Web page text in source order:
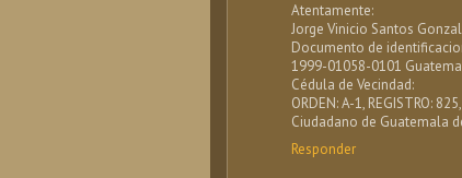
Atentamente:
Jorge Vinicio Santos
Documento de
1999-01058-0101
Cédula de Vecindad:
ORDEN: A-1, REGISTRO:
Ciudadano de Guatemala
Responder